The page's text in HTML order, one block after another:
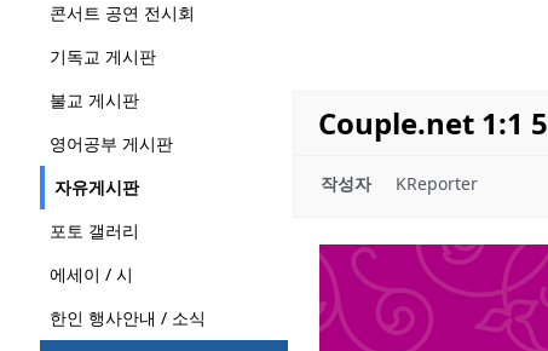
콘서트 공연 전시회
기독교 게시판
불교 게시판
영어공부 게시판
자유게시판
포토 갤러리
에세이 / 시
한인 행사안내 / 소식
Couple.net 1:1
작성자 KReporter